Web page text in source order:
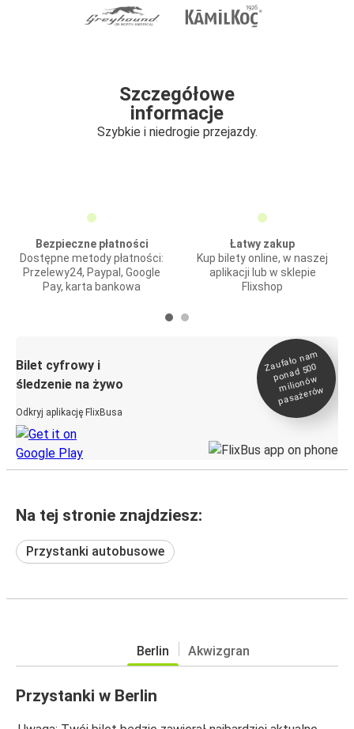
Szczegółowe
informacje
Szybkie i niedrogie przejazdy.
Bezpieczne płatności
Dostępne metody płatności:
Przelewy24, Paypal, Google
Pay, karta bankowa
Łatwy zakup
Kup bilety online, w naszej
aplikacji lub w sklepie
Flixshop
Bilet cyfrowy i
śledzenie na żywo
Odkryj aplikację FlixBusa
Zaufało na
m
ponad 500
milionó
w
pasażeró
w
Na tej stronie znajdziesz:
Przystanki autobusowe
Berlin Akwizgran
Przystanki w Berlin